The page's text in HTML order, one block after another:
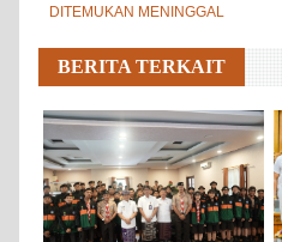
DITEMUKAN MENINGGAL
BERITA TERKAIT